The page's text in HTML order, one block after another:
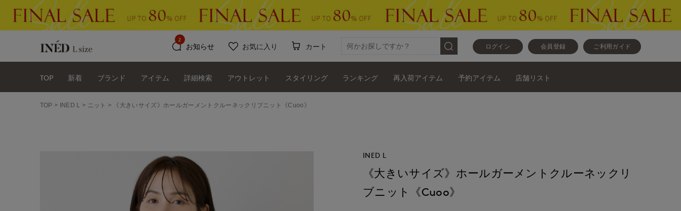
ログイン 会員登録 ご利用ガイド
お知らせ
2
お気に入り カート
TOP 新着 ブランド アイテム 詳細検索 アウトレット スタイリング ランキング 再入荷アイテム 予約アイテム 店舗リスト
TOP INED L ニット 《大きいサイズ》ホールガーメントクルーネックリブニット《Cuoo》
INED L
《大きいサイズ》ホールガーメントクルーネックリ
ブニット《Cuoo》